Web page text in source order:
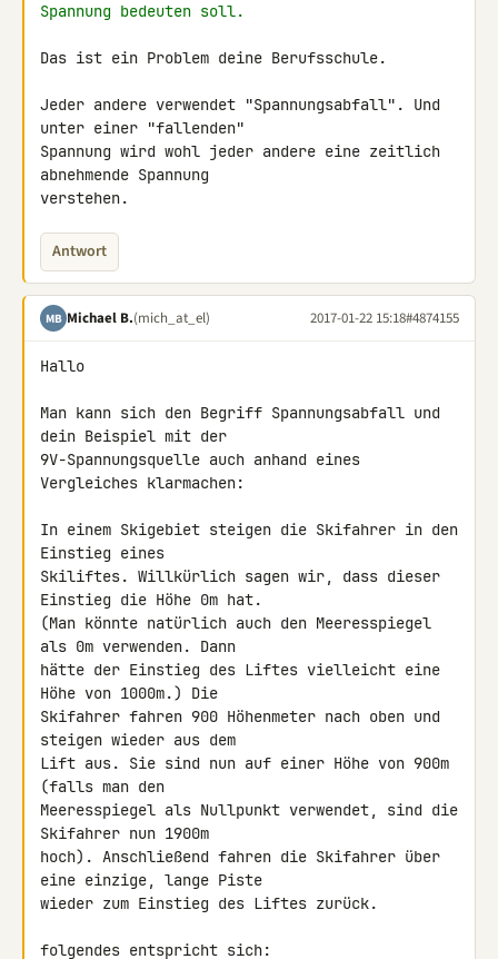
Spannung bedeuten soll.
Das ist ein Problem deine Berufsschule.
Jeder andere verwendet "Spannungsabfall". Und
unter einer "fallenden"
Spannung wird wohl jeder andere eine zeitlich
abnehmende Spannung
verstehen.
Antwort
MB Michael B.(mich_at_el) 2017-01-22 15:18#4874155
Hallo
Man kann sich den Begriff Spannungsabfall und
dein Beispiel mit der
9V-Spannungsquelle auch anhand eines
Vergleiches klarmachen:
In einem Skigebiet steigen die Skifahrer in den
Einstieg eines
Skiliftes. Willkürlich sagen wir, dass dieser
Einstieg die Höhe 0m hat.
(Man könnte natürlich auch den Meeresspiegel
als 0m verwenden. Dann
hätte der Einstieg des Liftes vielleicht eine
Höhe von 1000m.) Die
Skifahrer fahren 900 Höhenmeter nach oben und
steigen wieder aus dem
Lift aus. Sie sind nun auf einer Höhe von 900m
(falls man den
Meeresspiegel als Nullpunkt verwendet, sind die
Skifahrer nun 1900m
hoch). Anschließend fahren die Skifahrer über
eine einzige, lange Piste
wieder zum Einstieg des Liftes zurück.
folgendes entspricht sich: